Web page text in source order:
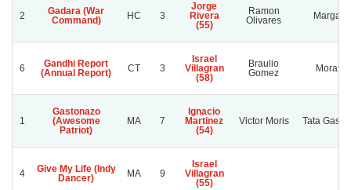
2
Gadara (War
Command)
HC 3
Jorge
Rivera
(55)
Ramon
Olivares
Margal
6
Gandhi Report
(Annual Report)
CT 3
Israel
Villagran
(58)
Braulio
Gomez
Morat
1
Gastonazo
(Awesome
Patriot)
MA 7
Ignacio
Martinez
(54)
Victor Moris Tata
4
Give My Life (Indy
Dancer)
MA 9
Israel
Villagran
(55)